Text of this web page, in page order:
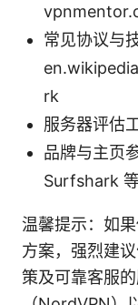
常见协议与
rk
服务器评估
品牌与主页
Surfshark
温馨提示：如
方案，强烈建
策及可靠客服